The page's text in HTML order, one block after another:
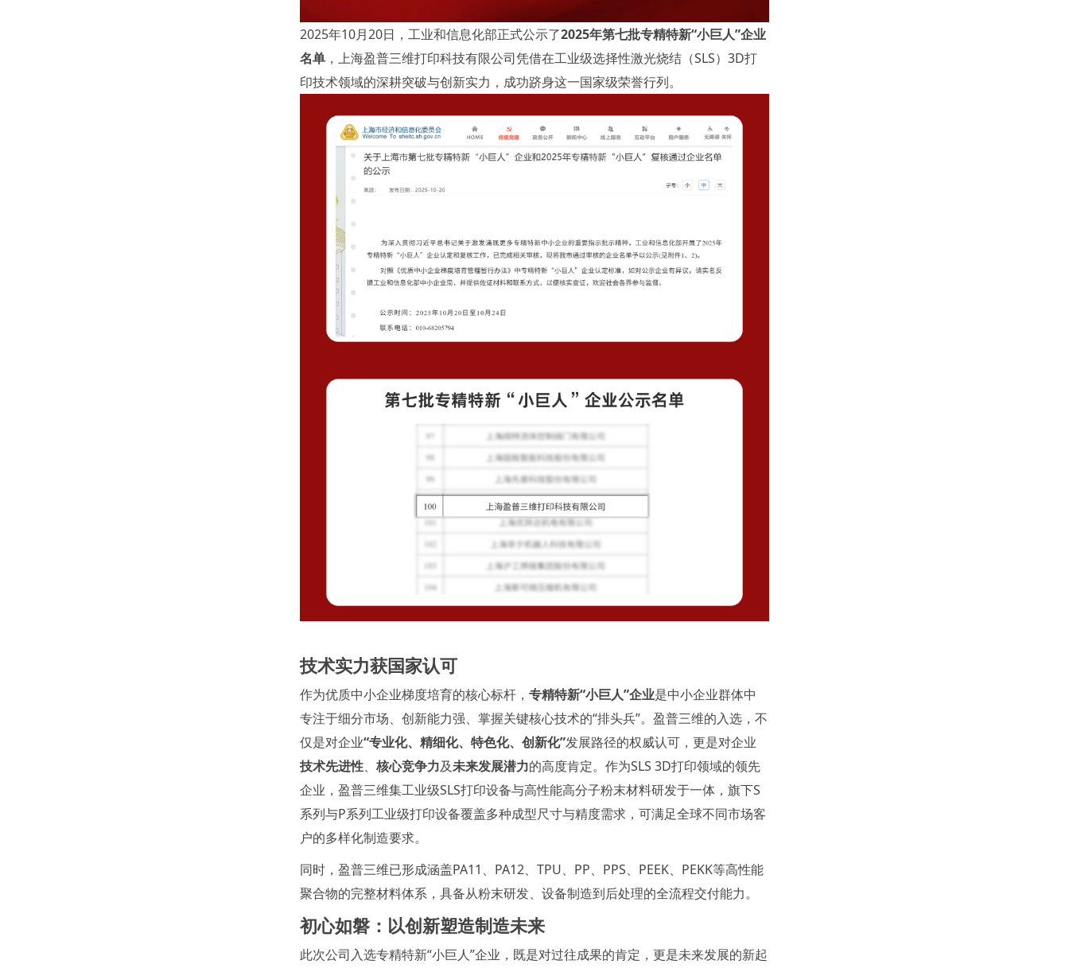
2025年10月20日，工业和信息化部正式公示了2025年第七批专精特新“小巨人”企业
名单 ，上海盈普三维打印科技有限公司凭借在工业级选择性激光烧结 （SLS）3D打
印技术领域的深耕突破与创新实力，成功跻身这一国家级荣誉行列。
技术实力获国家认可
作为优质中小企业梯度培育的核心标杆，专精特新“小巨人”企业是中小企业群体中
专注于细分市场、创新能力强、掌握关键核心技术的“排头兵”。盈普三维的入选，不
仅是对企业“专业化、精细化、特色化、创新化”发展路径的权威认可，更是对企业
技术先进性、核心竞争力及未来发展潜力的高度肯定。作为SLS 3D打印领域的领先
企业，盈普三维集工业级SLS打印设备与高性能高分子粉末材料研发于一体，旗下S
系列与P系列工业级打印设备覆盖多种成型尺寸与精度需求，可满足全球不同市场客
户的多样化制造要求。
同时，盈普三维已形成涵盖PA11 、PA12、TPU、PP、PPS、PEEK、PEKK等高性能
聚合物的完整材料体系，具备从粉末研发、设备制造到后处理的全流程交付能力。
初心如磐：以创新塑造制造未来
此次公司入选专精特新“小巨人”企业，既是对过往成果的肯定，更是未来发展的新起